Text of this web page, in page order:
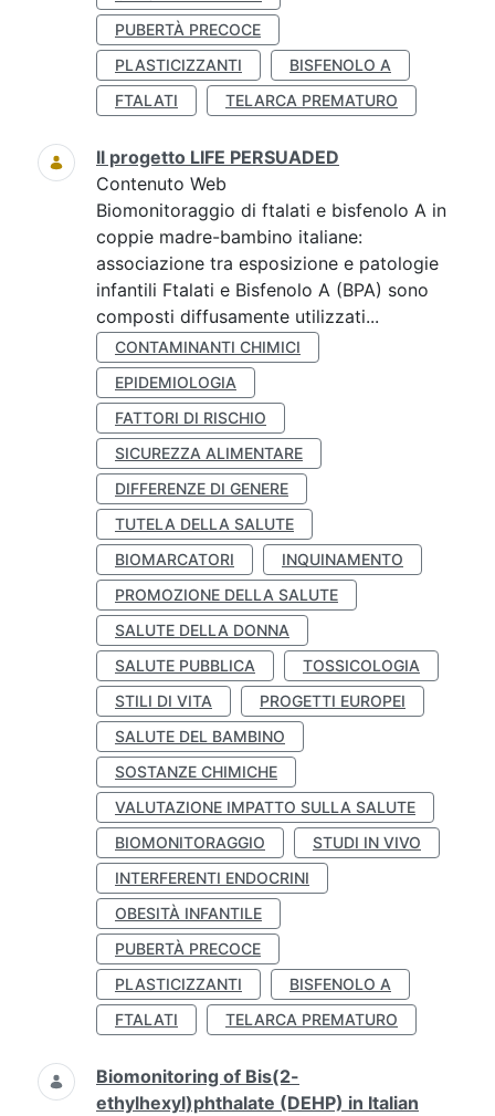
PUBERTÀ PRECOCE
PLASTICIZZANTI
BISFENOLO A
FTALATI
TELARCA PREMATURO
Il progetto LIFE PERSUADED
Contenuto Web
Biomonitoraggio di ftalati e bisfenolo A in
coppie madre-bambino italiane:
associazione tra esposizione e patologie
infantili Ftalati e Bisfenolo A (BPA) sono
composti diffusamente utilizzati...
CONTAMINANTI CHIMICI
EPIDEMIOLOGIA
FATTORI DI RISCHIO
SICUREZZA ALIMENTARE
DIFFERENZE DI GENERE
TUTELA DELLA SALUTE
BIOMARCATORI
INQUINAMENTO
PROMOZIONE DELLA SALUTE
SALUTE DELLA DONNA
SALUTE PUBBLICA
TOSSICOLOGIA
STILI DI VITA
PROGETTI EUROPEI
SALUTE DEL BAMBINO
SOSTANZE CHIMICHE
VALUTAZIONE IMPATTO SULLA SALUTE
BIOMONITORAGGIO
STUDI IN VIVO
INTERFERENTI ENDOCRINI
OBESITÀ INFANTILE
PUBERTÀ PRECOCE
PLASTICIZZANTI
BISFENOLO A
FTALATI
TELARCA PREMATURO
Biomonitoring of Bis(2-
ethylhexyl)phthalate (DEHP) in Italian